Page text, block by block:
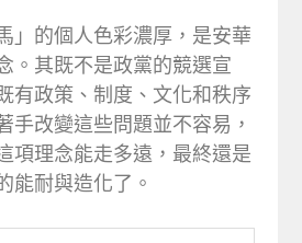
」的個人色彩濃厚，是安華
。其既不是政黨的競選宣
有政策、制度、文化和秩序
手改變這些問題並不容易，
項理念能走多遠，最終還是
能耐與造化了。